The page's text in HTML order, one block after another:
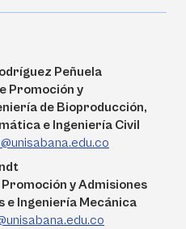
Peñuela
Promoción y
de Bioproducción,
e Ingeniería Civil
y Admisiones
e Ingeniería Mecánica